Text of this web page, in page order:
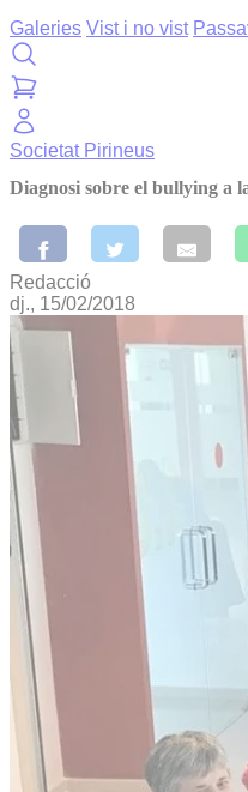
Galeries Vist i no vist
Societat Pirineus
Diagnosi sobre el bullying a
Redacció
dj., 15/02/2018